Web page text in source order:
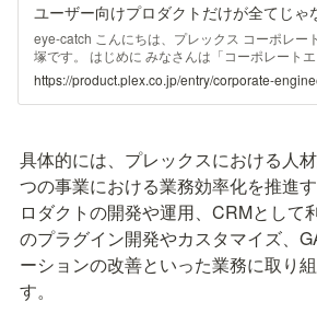
eye-catch こんにちは、プレックス コーポレー
塚です。 はじめに みなさんは「コーポレート
を聞いたことがあるでしょうか？ 情シスや社内
持たれる方が多いかと思いますが、わざわざ別
いるからには、若干違うニュアンスが込めら
https://product.plex.co.jp/entry/corporate-
具体的には、プレックスにおける人
つの事業における業務効率化を推進
ロダクトの開発や運用、CRMとして
のプラグイン開発やカスタマイズ、
ーションの改善といった業務に取り
す。